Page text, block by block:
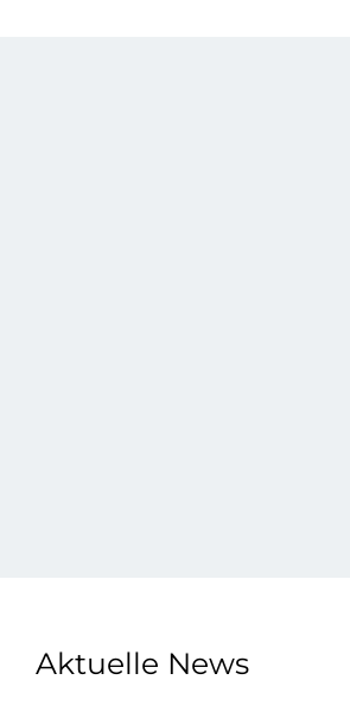
Aktuelle News